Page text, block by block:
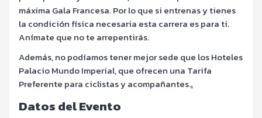
máxima Gala Francesa. Por lo que si entrenas y tienes
la condición física necesaria esta carrera es para ti.
Anímate que no te arrepentirás.
Además, no podíamos tener mejor sede que los Hoteles
Palacio Mundo Imperial, que ofrecen una Tarifa
Preferente para ciclistas y acompañantes..
Datos del Evento